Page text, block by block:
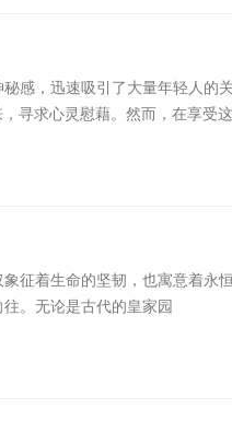
感，迅速吸引了大量年轻人的
寻求心灵慰藉。然而，在享受这
征着生命的坚韧，也寓意着永
。无论是古代的皇家园